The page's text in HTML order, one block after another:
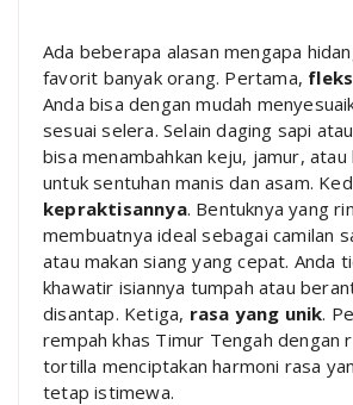
Ada beberapa alasan mengapa
favorit banyak orang. Pertama,
Anda bisa dengan mudah
sesuai selera. Selain daging sapi
bisa menambahkan keju, jamur, atau
untuk sentuhan manis dan asam.
kepraktisannya. Bentuknya yang
membuatnya ideal sebagai camilan
atau makan siang yang cepat. Anda
khawatir isiannya tumpah atau
disantap. Ketiga, rasa yang unik.
rempah khas Timur Tengah dengan
tortilla menciptakan harmoni rasa
tetap istimewa.